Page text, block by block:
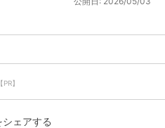
【PR】
ェアする